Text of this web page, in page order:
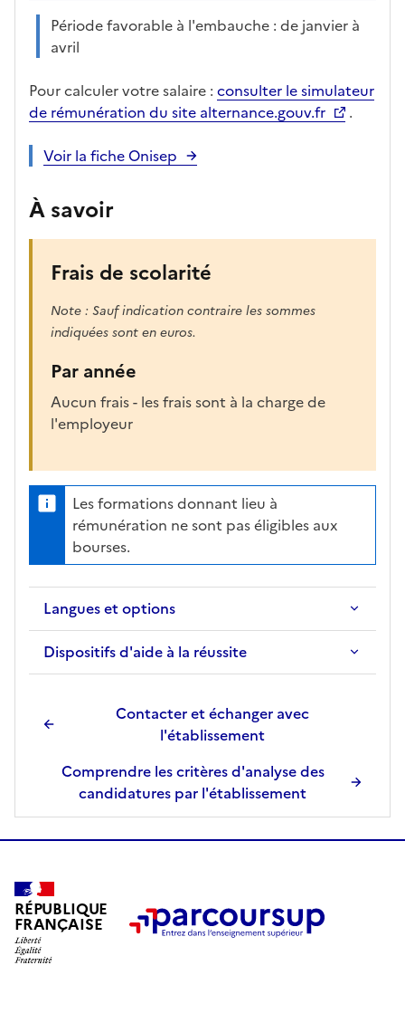
Période favorable à l'embauche : de janvier à
avril
Pour calculer votre salaire : consulter le simulateur
de rémunération du site alternance.gouv.fr
.
Voir la fiche Onisep
À savoir
Frais de scolarité
Note : Sauf indication contraire les sommes
indiquées sont en euros.
Par année
Aucun frais - les frais sont à la charge de
l'employeur
Les formations donnant lieu à
rémunération ne sont pas éligibles aux
bourses.
Langues et options
Dispositifs d'aide à la réussite
Contacter et échanger avec
l'établissement
Comprendre les critères d'analyse des
candidatures par l'établissement
RÉPUBLIQUE
FRANÇAISE